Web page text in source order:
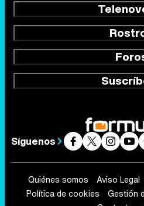
Síguenos
Quiénes somos Aviso Legal
Política de cookies
Gestión